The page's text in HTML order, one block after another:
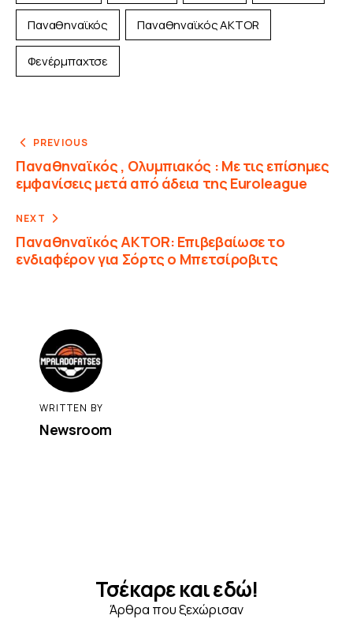
Παναθηναϊκός Παναθηναϊκός AKTOR
Φενέρμπαχτσε
PREVIOUS
Παναθηναϊκός , Ολυμπιακός : Με τις επίσημες
εμφανίσεις μετά από άδεια της Euroleague
NEXT
Παναθηναϊκός AKTOR: Επιβεβαίωσε το
ενδιαφέρον για Σόρτς ο Μπετσίροβιτς
WRITTEN BY
Newsroom
Τσέκαρε και εδώ!
Άρθρα που ξεχώρισαν